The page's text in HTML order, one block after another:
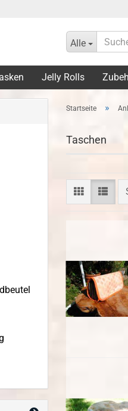
Alle
Jelly Rolls
Startseite »
Taschen